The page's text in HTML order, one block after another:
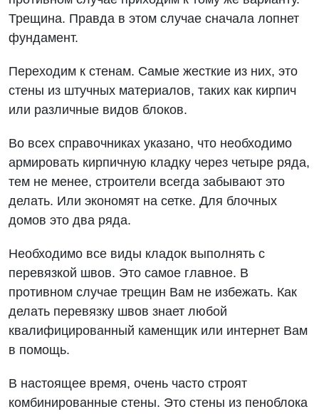
Трещина. Правда в этом случае сначала лопнет
фундамент.
Переходим к стенам. Самые жесткие из них, это
стены из штучных материалов, таких как кирпич
или различные видов блоков.
Во всех справочниках указано, что необходимо
армировать кирпичную кладку через четыре ряда,
тем не менее, строители всегда забывают это
делать. Или экономят на сетке. Для блочных
домов это два ряда.
Необходимо все виды кладок выполнять с
перевязкой швов. Это самое главное. В
противном случае трещин Вам не избежать. Как
делать перевязку швов знает любой
квалифицированный каменщик или интернет Вам
в помощь.
В настоящее время, очень часто строят
комбинированные стены. Это стены из пеноблока